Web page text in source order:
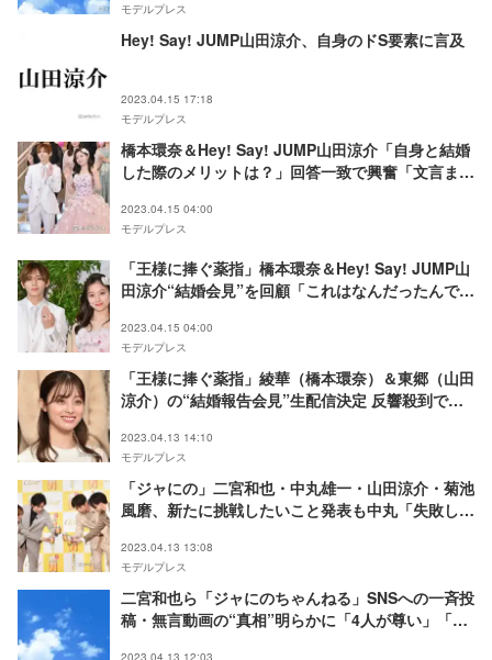
モデルプレス
Hey! Say! JUMP山田涼介、自身のドS要素に言及
2023.04.15 17:18
モデルプレス
橋本環奈＆Hey! Say! JUMP山田涼介「自身と結婚
した際のメリットは？」回答一致で興奮「文言まで
2023.04.15 04:00
モデルプレス
「王様に捧ぐ薬指」橋本環奈＆Hey! Say! JUMP山
田涼介“結婚会見”を回顧「これはなんだったんです
2023.04.15 04:00
モデルプレス
「王様に捧ぐ薬指」綾華（橋本環奈）＆東郷（山田
涼介）の“結婚報告会見”生配信決定 反響殺到でト
2023.04.13 14:10
モデルプレス
「ジャにの」二宮和也・中丸雄一・山田涼介・菊池
風磨、新たに挑戦したいこと発表も中丸「失敗し
2023.04.13 13:08
モデルプレス
二宮和也ら「ジャにのちゃんねる」SNSへの一斉投
稿・無言動画の“真相”明らかに「4人が尊い」「答
2023.04.13 12:03